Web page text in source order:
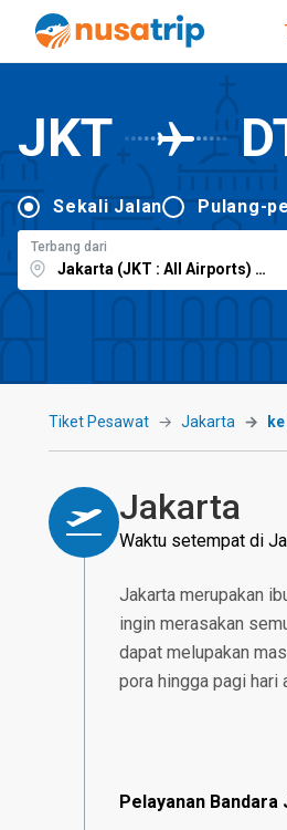
JKT
Sekali Jalan Pulang-
Terbang dari
Tiket Pesawat Jakarta
Jakarta
Waktu setempat di
Jakarta merupakan
ingin merasakan
dapat melupakan
pora hingga pagi hari
Pelayanan Bandara